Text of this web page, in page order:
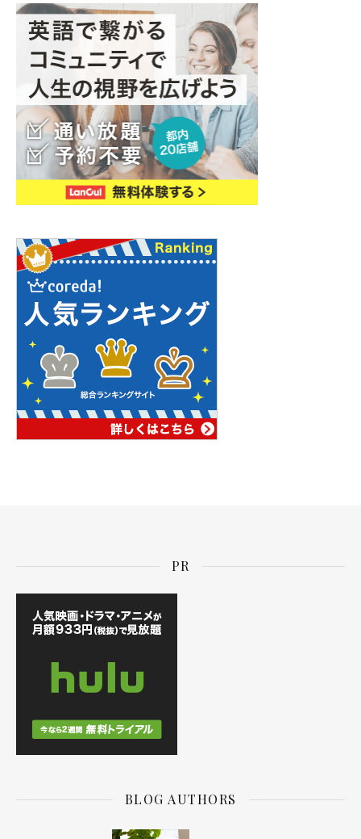
PR
BLOG AUTHORS